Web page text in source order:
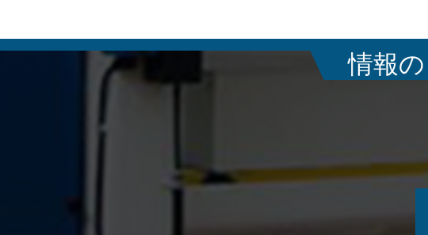
情報